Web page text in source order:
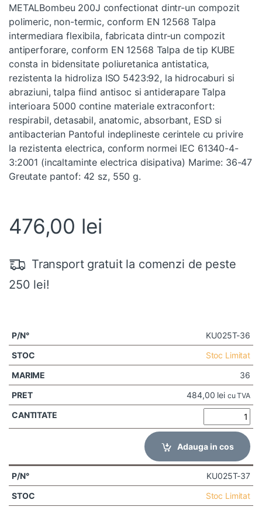
METALBombeu 200J confectionat dintr-un compozit
polimeric, non-termic, conform EN 12568 Talpa
intermediara flexibila, fabricata dintr-un compozit
antiperforare, conform EN 12568 Talpa de tip KUBE
consta in bidensitate poliuretanica antistatica,
rezistenta la hidroliza ISO 5423:92, la hidrocaburi si
abraziuni, talpa fiind antisoc si antiderapare Talpa
interioara 5000 contine materiale extraconfort:
respirabil, detasabil, anatomic, absorbant, ESD si
antibacterian Pantoful indeplineste cerintele cu privire
la rezistenta electrica, conform normei IEC 61340-4-
3:2001 (incaltaminte electrica disipativa) Marime: 36-47
Greutate pantof: 42 sz, 550 g.
476,00 lei
Transport gratuit la comenzi de peste
250 lei!
KU025T-36
Stoc Limitat
36
484,00 lei cu TVA
Adauga in cos
KU025T-37
Stoc Limitat